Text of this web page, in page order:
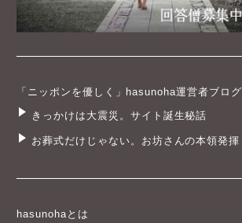
「ニッポンを優しく」hasunoha運営者ブログ
きっかけは大震災。サイト誕生秘話
お葬式だけじゃない。お坊さんの本領発揮
hasunohaとは